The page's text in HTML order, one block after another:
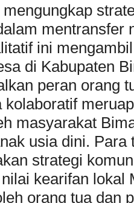
mentransfer
ini
di Kabupaten
peran orang
masyarakat
usia dini.
strategi
kearifan
orang tua dan